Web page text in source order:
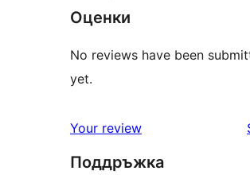
Оценки
No reviews have been
yet.
Your review
Поддръжка